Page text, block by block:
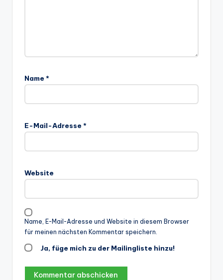
Name *
E-Mail-Adresse *
Website
Name, E-Mail-Adresse und Website in diesem Browser
für meinen nächsten Kommentar speichern.
Ja, füge mich zu der Mailingliste hinzu!